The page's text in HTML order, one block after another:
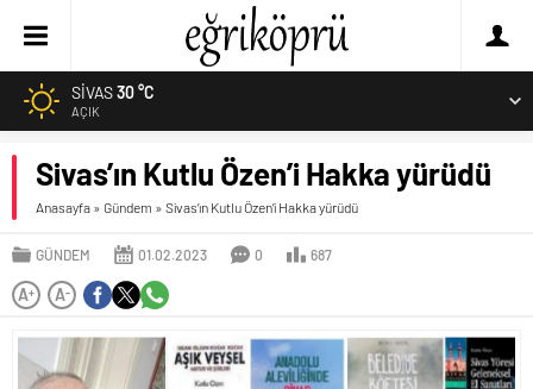
SIVAS30 °C
AÇIK
Sivas’ın Kutlu Özen’i Hakka yürüdü
Anasayfa » Gündem » Sivas’ın Kutlu Özen’i Hakka yürüdü
GÜNDEM 01.02.2023 0 687
A+ A-